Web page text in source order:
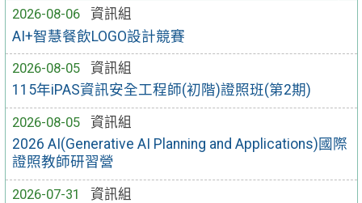
2026-08-06
資訊組
AI+智慧餐飲LOGO設計競賽
2026-08-05
資訊組
115年iPAS資訊安全工程師(初階)證照班(第2期)
2026-08-05
資訊組
2026 AI(Generative AI Planning and Applications)國際
證照教師研習營
2026-07-31
資訊組